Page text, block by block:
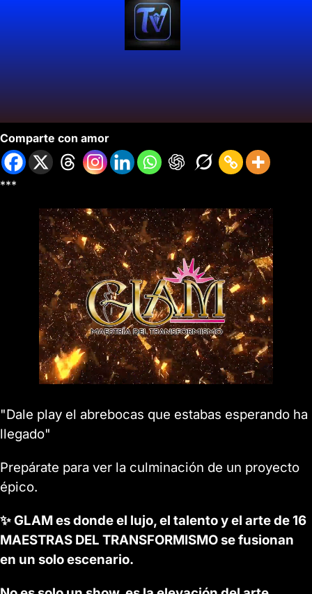
Comparte con amor
***
"Dale play el abrebocas que estabas esperando ha
llegado"
Prepárate para ver la culminación de un proyecto
épico.
✨ GLAM es donde el lujo, el talento y el arte de 16
MAESTRAS DEL TRANSFORMISMO se fusionan
en un solo escenario.